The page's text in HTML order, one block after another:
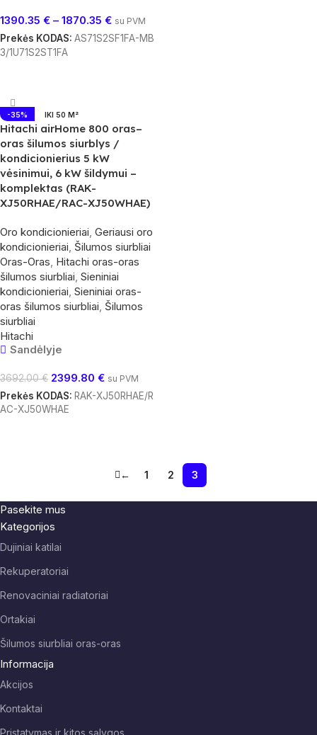
1390.35 € – 1870.35 € su PVM
Prekės KODAS: AS71S2SF1FA-MB
3/1U71S2ST1FA
-35% IKI 50 M²
Hitachi airHome 800 oras–
oras šilumos siurblys /
kondicionierius 5 kW
vėsinimui, 6 kW šildymui –
komplektas (RAK-
XJ50RHAE/RAC-XJ50WHAE)
Oro kondicionieriai, Geriausi oro
kondicionieriai, Šilumos siurbliai
Oras-Oras, Hitachi oras-oras
šilumos siurbliai, Sieniniai
kondicionieriai, Sieniniai oras-
oras šilumos siurbliai, Šilumos
siurbliai
Hitachi
Sandėlyje
3692.00€ 2399.80 € su PVM
Prekės KODAS: RAK-XJ50RHAE/R
AC-XJ50WHAE
← 1 2 3
Pasekite mus
Kategorijos
Dujiniai katilai
Rekuperatoriai
Renovaciniai radiatoriai
Ortakiai
Šilumos siurbliai oras-oras
Informacija
Akcijos
Kontaktai
Pristatymas ir kitos sąlygos